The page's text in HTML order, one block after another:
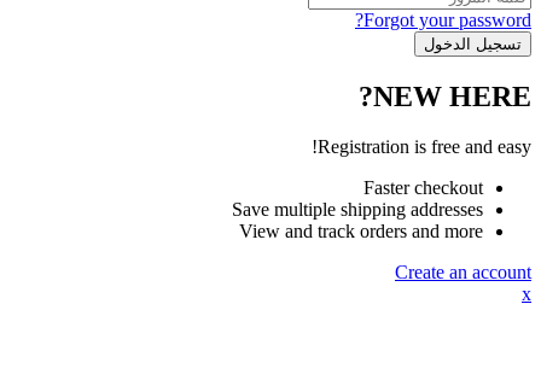
Forgot your password?
NEW HERE?
Registration is free and easy!
Faster checkout
Save multiple shipping addresses
View and track orders and more
Create an account
x